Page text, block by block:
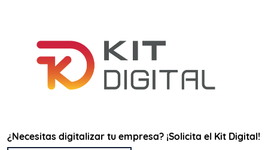
¿Necesitas digitalizar tu empresa? ¡Solicita el Kit Digital!